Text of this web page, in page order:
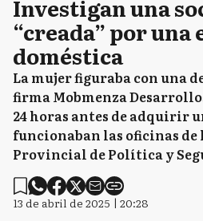
Investigan una
“creada” por una
doméstica
La mujer figuraba con una
firma Mobmenza
24 horas antes de adquirir
funcionaban las oficinas
Provincial de Política y
13 de abril de 2025 | 20:28